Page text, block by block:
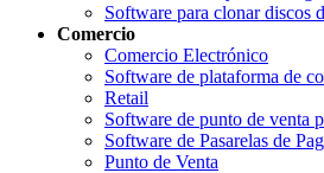
Software para clonar discos
Comercio
Comercio Electrónico
Software de plataforma de
Retail
Software de punto de venta
Software de Pasarelas de
Punto de Venta